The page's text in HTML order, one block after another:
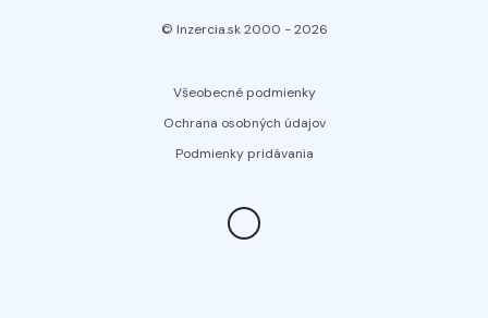
© Inzercia.sk 2000 -2026
Všeobecné podmienky
Ochrana osobných údajov
Podmienky pridávania